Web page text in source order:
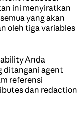
ini menyiratkan
yang akan
oleh tiga variables
Anda
ditangani agent
referensi
dan redaction